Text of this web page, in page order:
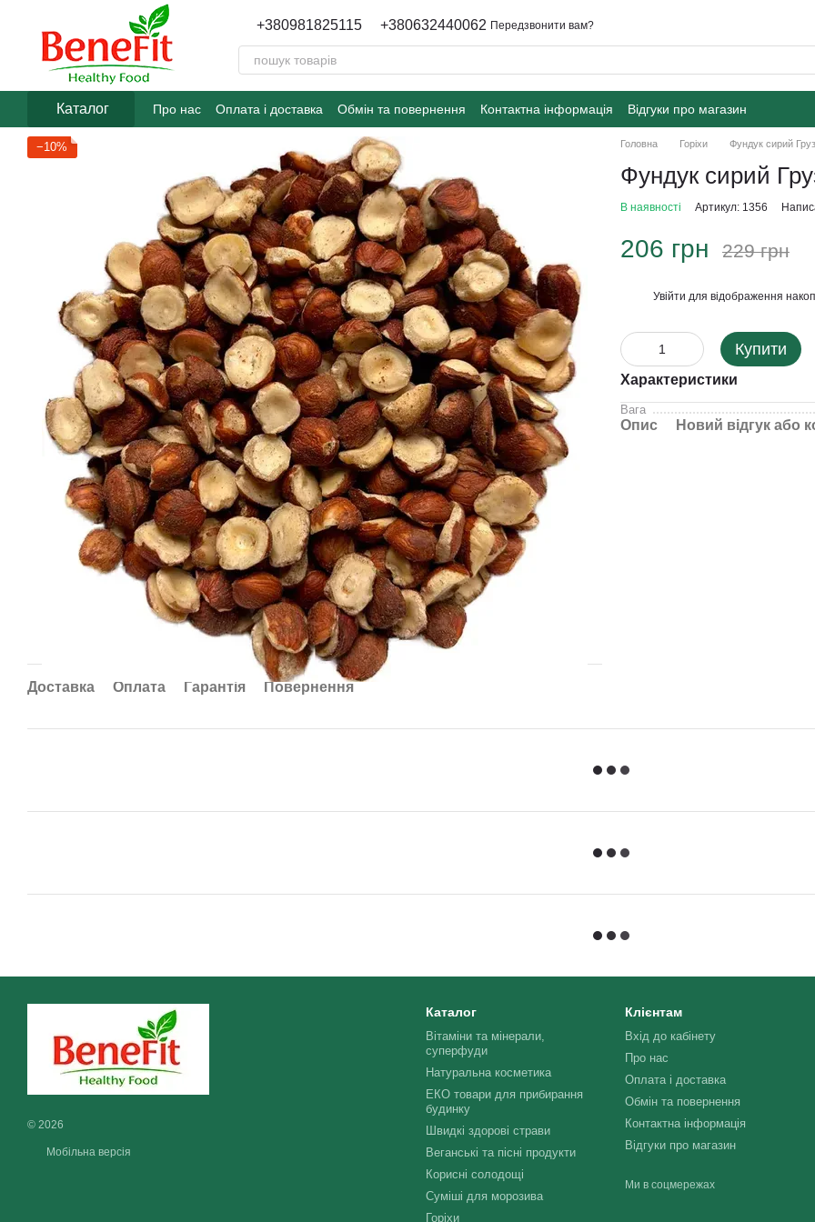
Перейти до основного контенту
+380981825115 +380632440062 Передзвонити вам?
Каталог Про нас Оплата і доставка Обмін та повернення Контактна інформація Відгуки про магазин
−10%
Доставка Оплата Гарантія Повернення
Головна Горіхи Фундук сирий
Фундук сирий
В наявності Артикул: 1356
206 грн 229 грн
Увійти для відображення
Купити
Характеристики
Вага
Опис Новий відгук або
© 2026
Мобільна версія
Каталог
Вітаміни та мінерали,
суперфуди
Натуральна косметика
ЕКО товари для прибирання
будинку
Швидкі здорові страви
Веганські та пісні продукти
Корисні солодощі
Суміші для морозива
Горіхи
Клієнтам
Вхід до кабінету
Про нас
Оплата і доставка
Обмін та повернення
Контактна інформація
Відгуки про магазин
Ми в соцмережах